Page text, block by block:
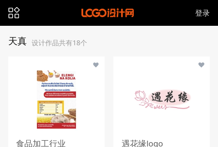
登录
天真 设计作品共有18个
食品加工行业 遇花缘logo